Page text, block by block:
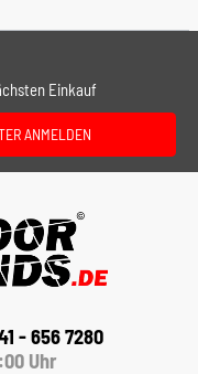
Einkauf
ANMELDEN
- 656 7280
Uhr